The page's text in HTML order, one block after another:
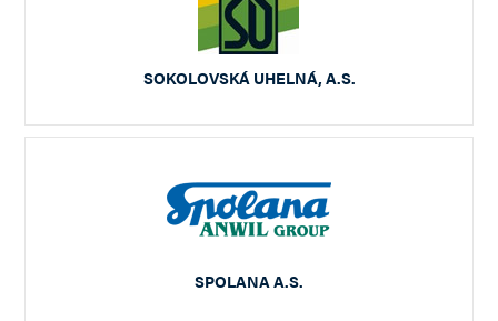
SOKOLOVSKÁ UHELNÁ, A.S.
SPOLANA A.S.